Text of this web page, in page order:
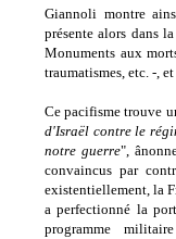
Giannoli montre
présente alors dans
Monuments aux
traumatismes, etc. -,
Ce pacifisme trouve
d'Israël contre le
notre guerre",
convaincus par
existentiellement, la
a perfectionné la
programme